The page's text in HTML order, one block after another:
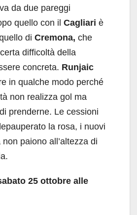
da due pareggi
quello con il Cagliari è
di Cremona, che
difficoltà della
concreta. Runjaic
in qualche modo perché
non realizza gol ma
prenderne. Le cessioni
la rosa, i nuovi
paiono all’altezza di
25 ottobre alle